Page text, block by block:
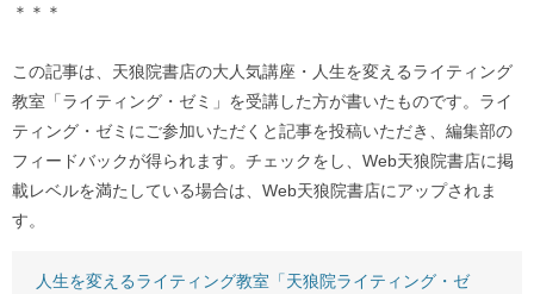
＊＊＊
この記事は、天狼院書店の大人気講座・人生を変えるライティング
教室「ライティング・ゼミ」を受講した方が書いたものです。ライ
ティング・ゼミにご参加いただくと記事を投稿いただき、編集部の
フィードバックが得られます。チェックをし、Web天狼院書店に掲
載レベルを満たしている場合は、Web天狼院書店にアップされま
す。
人生を変えるライティング教室「天狼院ライティング・ゼ